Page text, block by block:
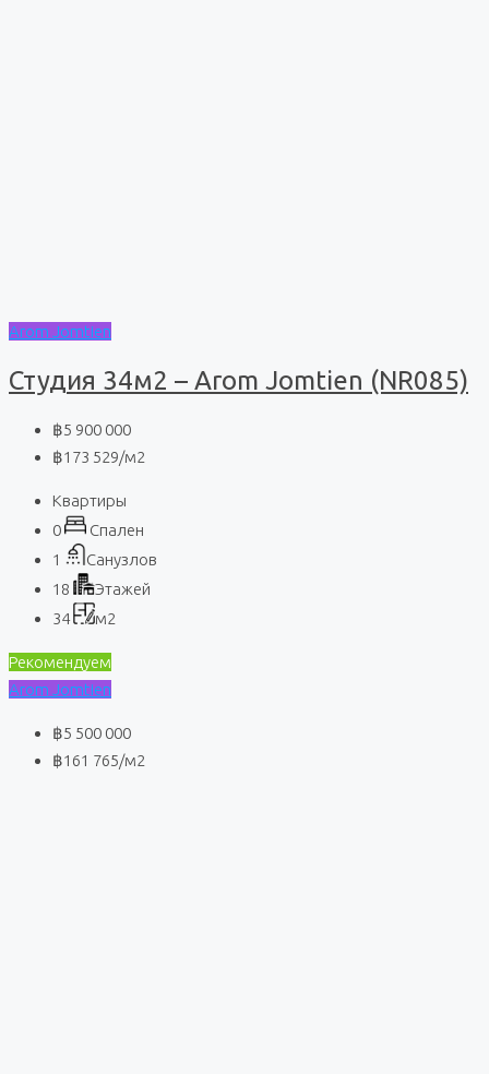
Arom Jomtien
Студия 34м2 – Arom Jomtien (NR085)
฿5 900 000
฿173 529/м2
Квартиры
0
Спален
1
Санузлов
18
Этажей
34
м2
Рекомендуем
Arom Jomtien
฿5 500 000
฿161 765/м2